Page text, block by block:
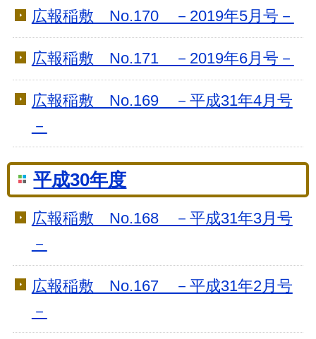
広報稲敷 No.170 －2019年5月号－
広報稲敷 No.171 －2019年6月号－
広報稲敷 No.169 －平成31年4月号
－
平成30年度
広報稲敷 No.168 －平成31年3月号
－
広報稲敷 No.167 －平成31年2月号
－